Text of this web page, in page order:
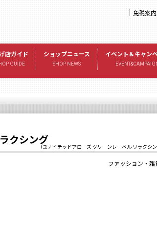
免税案内
店ガイド
GUIDE
ショップニュース
SHOP NEWS
イベント＆キャン
クシング
（ユナイテッドアローズ グリーンレーベル リラクシン
ファッション・雑